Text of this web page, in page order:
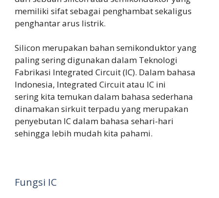
memiliki sifat sebagai penghambat sekaligus
penghantar arus listrik.
Silicon merupakan bahan semikonduktor yang
paling sering digunakan dalam Teknologi
Fabrikasi Integrated Circuit (IC). Dalam bahasa
Indonesia, Integrated Circuit atau IC ini
sering kita temukan dalam bahasa sederhana
dinamakan sirkuit terpadu yang merupakan
penyebutan IC dalam bahasa sehari-hari
sehingga lebih mudah kita pahami.
Fungsi IC